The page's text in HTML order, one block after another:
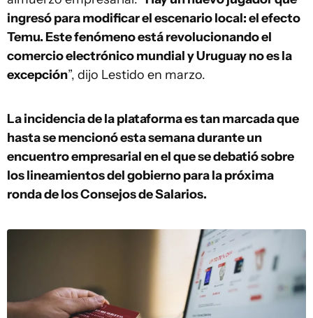
ingresó para modificar el escenario local: el efecto
Temu. Este fenómeno está revolucionando el
comercio electrónico mundial y Uruguay no es la
excepción”, dijo Lestido en marzo.
La incidencia de la plataforma es tan marcada que
hasta se mencionó esta semana durante un
encuentro empresarial en el que se debatió sobre
los lineamientos del gobierno para la próxima
ronda de los Consejos de Salarios.